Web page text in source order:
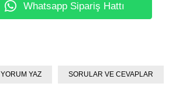
Whatsapp Sipariş Hattı
YORUM YAZ SORULAR VE CEVAPLAR